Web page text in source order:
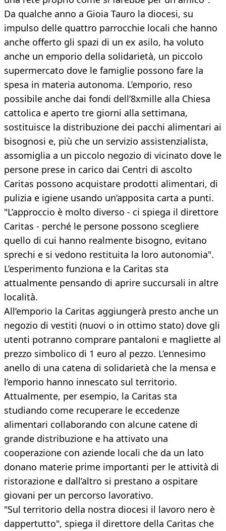
Da qualche anno a Gioia Tauro la diocesi, su
impulso delle quattro parrocchie locali che hanno
anche offerto gli spazi di un ex asilo, ha voluto
anche un emporio della solidarietà, un piccolo
supermercato dove le famiglie possono fare la
spesa in materia autonoma. L’emporio, reso
possibile anche dai fondi dell’8xmille alla Chiesa
cattolica e aperto tre giorni alla settimana,
sostituisce la distribuzione dei pacchi alimentari ai
bisognosi e, più che un servizio assistenzialista,
assomiglia a un piccolo negozio di vicinato dove le
persone prese in carico dai Centri di ascolto
Caritas possono acquistare prodotti alimentari, di
pulizia e igiene usando un’apposita carta a punti.
"L’approccio è molto diverso - ci spiega il direttore
Caritas - perché le persone possono scegliere
quello di cui hanno realmente bisogno, evitano
sprechi e si vedono restituita la loro autonomia".
L’esperimento funziona e la Caritas sta
attualmente pensando di aprire succursali in altre
località.
All’emporio la Caritas aggiungerà presto anche un
negozio di vestiti (nuovi o in ottimo stato) dove gli
utenti potranno comprare pantaloni e magliette al
prezzo simbolico di 1 euro al pezzo. L’ennesimo
anello di una catena di solidarietà che la mensa e
l’emporio hanno innescato sul territorio.
Attualmente, per esempio, la Caritas sta
studiando come recuperare le eccedenze
alimentari collaborando con alcune catene di
grande distribuzione e ha attivato una
cooperazione con aziende locali che da un lato
donano materie prime importanti per le attività di
ristorazione e dall’altro si prestano a ospitare
giovani per un percorso lavorativo.
"Sul territorio della nostra diocesi il lavoro nero è
dappertutto", spiega il direttore della Caritas che